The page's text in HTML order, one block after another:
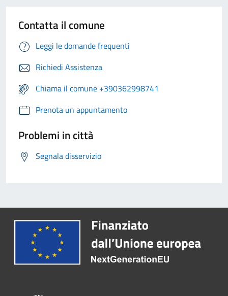
Contatta il comune
Leggi le domande frequenti
Richiedi Assistenza
Chiama il comune +390362998741
Prenota un appuntamento
Problemi in città
Segnala disservizio